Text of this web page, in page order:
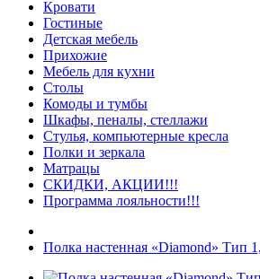
Кровати
Гостиные
Детская мебель
Прихожие
Мебель для кухни
Столы
Комоды и тумбы
Шкафы, пеналы, стеллажи
Стулья, компьютерные кресла
Полки и зеркала
Матрацы
СКИДКИ, АКЦИИ!!!
Программа лояльности!!!
Полка настенная «Diamond» Тип